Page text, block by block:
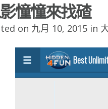
憧憧來找碴
on 九月 10, 2015 in